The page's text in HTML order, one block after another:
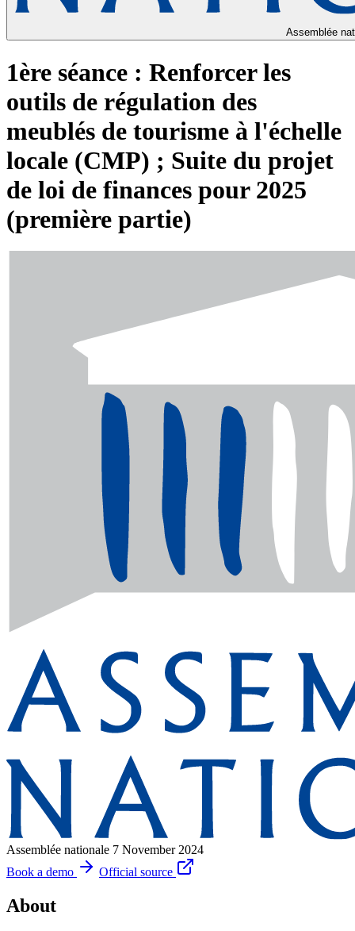
Assemblée
1ère séance : Renforcer les
outils de régulation des
meublés de tourisme à l'échelle
locale (CMP) ; Suite du projet
de loi de finances pour 2025
(première partie)
Assemblée nationale 7 November 2024
Book a demo
Official source
About